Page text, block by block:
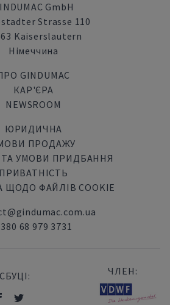
GmbH
Strasse 110
Kaiserslautern
Німеччина
GINDUMAC
КАР'ЄРА
NEWSROOM
ЮРИДИЧНА
ПРОДАЖУ
УМОВИ ПРИДБАННЯ
ПРИВАТНІСТЬ
ЩОДО ФАЙЛІВ COOKIE
68 979 3731
ЧЛЕН: